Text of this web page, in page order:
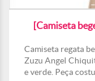
[Camiseta
Camiseta regata
Zuzu Angel
e verde. Peça